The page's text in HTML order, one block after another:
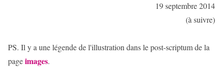
19 septembre 2014
(à suivre)
PS. Il y a une légende de l'illustration dans le post-scriptum de la
pageimages.